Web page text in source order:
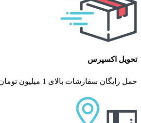
تحویل اکسپرس
حمل رایگان سفارشات بالای 1 میلیون تومان